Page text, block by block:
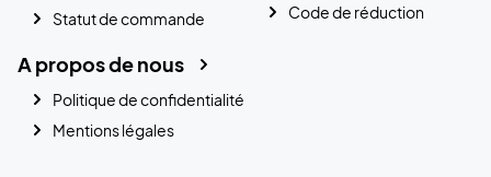
Statut de commande
Code de réduction
A propos de nous
Politique de confidentialité
Mentions légales